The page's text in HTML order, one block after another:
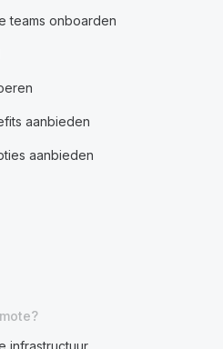
teams onboarden
aanbieden
aanbieden
infrastructuur